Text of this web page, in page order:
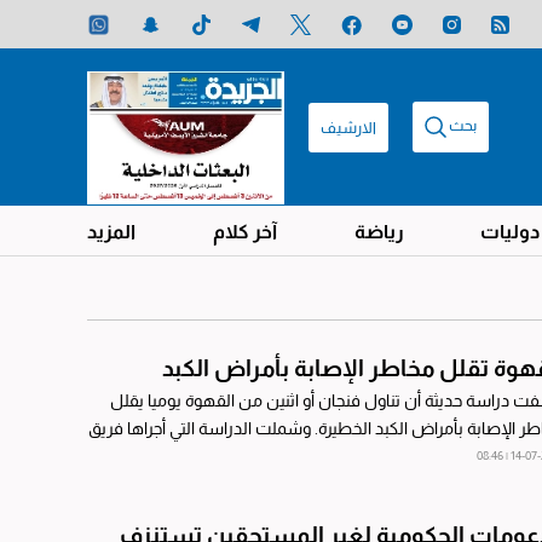
بحث الارشيف
دوليات رياضة آخر كلام المزيد
تقلل مخاطر الإصابة بأمراض الكبد
دراسة حديثة أن تناول فنجان أو اثنين من القهوة يوميا يقلل
الإصابة بأمراض الكبد الخطيرة. وشملت الدراسة التي أجراها فريق
من عدة مؤسسات...
14-07-
الحكومية لغير المستحقين تستنزف